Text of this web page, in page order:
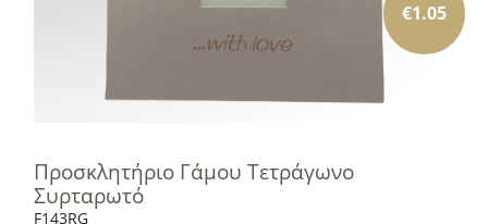
Προσκλητήριο Γάμου Τετράγωνο
Συρταρωτό
F143RG
€1.05